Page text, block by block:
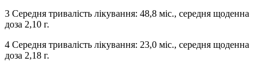
3 Середня тривалість лікування: 48,8 міс., середня щоденна
доза 2,10 г.
4 Середня тривалість лікування: 23,0 міс., середня щоденна
доза 2,18 г.